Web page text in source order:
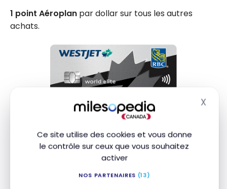
Ce site utilise des cookies et vous donne
le contrôle sur ceux que vous souhaitez
activer
NOS PARTENAIRES (13)
X
1 point Aéroplan par dollar sur tous les autres
achats.
Avec laCarte WestJet World Elite Mastercard RBC
vous accumulez des points WestJet avec les
1,5 point WestJet sur tous les achats courants